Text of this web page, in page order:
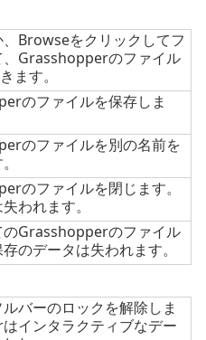
Browseをクリックしてフ
、Grasshopperのファイル
ます。
のファイルを保存しま
のファイルを別の名前を
のファイルを閉じます。
われます。
のGrasshopperのファイル
のデータは失われます。
バーのロックを解除しま
インタラクティブなデー